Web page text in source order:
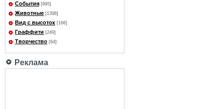
События [995]
Животные [1398]
Вид с высоток [166]
Граффити [249]
Творчество [64]
Реклама